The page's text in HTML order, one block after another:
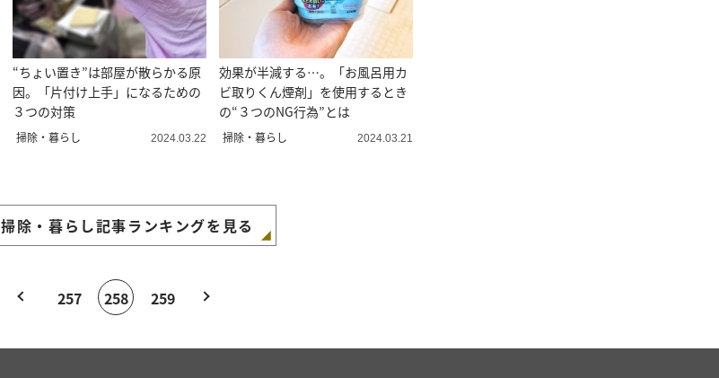
“ちょい置き”は部屋が散らかる原
因。「片付け上手」になるための
３つの対策
掃除・暮らし 2024.03.22
効果が半減する…。「お風呂用カ
ビ取りくん煙剤」を使用するとき
の“３つのNG行為”とは
掃除・暮らし 2024.03.21
掃除・暮らし記事ランキングを見る
257 258 259